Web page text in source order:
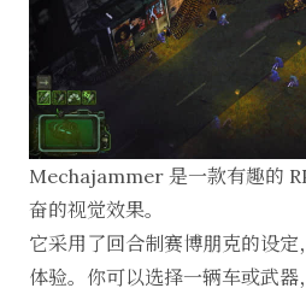
Mechajammer 是一款有趣的
奋的视觉效果。
它采用了回合制赛博朋克的设
体验。你可以选择一辆车或武